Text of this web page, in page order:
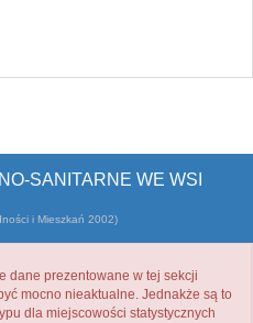
SANITARNE WE WSI
i Mieszkań 2002)
dane prezentowane w tej sekcji
mocno nieaktualne. Jednakże są to
dla miejscowości statystycznych